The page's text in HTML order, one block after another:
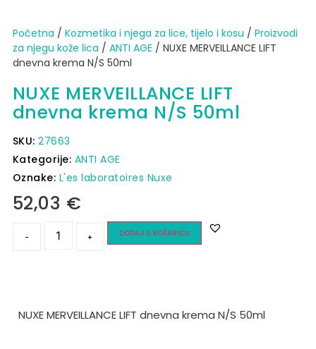
Početna / Kozmetika i njega za lice, tijelo i kosu / Proizvodi
za njegu kože lica / ANTI AGE / NUXE MERVEILLANCE LIFT
dnevna krema N/S 50ml
NUXE MERVEILLANCE LIFT
dnevna krema N/S 50ml
SKU:27663
Kategorije: ANTI AGE
Oznake: L'es laboratoires Nuxe
52,03 €
- + DODAJ U KOŠARICU
NUXE MERVEILLANCE LIFT dnevna krema N/S 50ml